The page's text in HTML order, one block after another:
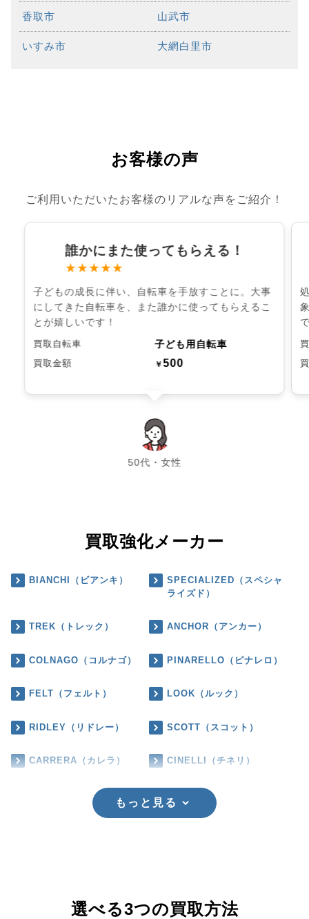
香取市 山武市
いすみ市 大網白里市
お客様の声
ご利用いただいたお客様のリアルな声をご紹介！
誰かにまた使ってもらえる！
★★★★★
子どもの成長に伴い、自転車を手放すことに。大事
にしてきた自転車を、また誰かに使ってもらえるこ
とが嬉しいです！
買取自転車 子ども用自転車
買取金額 ￥500
50代・女性
chevron_left chevron_right
買取強化メーカー
BIANCHI（ビアンキ）
SPECIALIZED（スペシャ
ライズド）
TREK（トレック） ANCHOR（アンカー）
COLNAGO（コルナゴ） PINARELLO（ピナレロ）
FELT（フェルト） LOOK（ルック）
RIDLEY（リドレー） SCOTT（スコット）
CARRERA（カレラ） CINELLI（チネリ）
もっと見る
選べる3つの買取方法